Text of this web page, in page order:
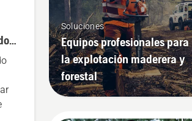
Soluciones
Equipos profesionales para
la explotación maderera y
forestal